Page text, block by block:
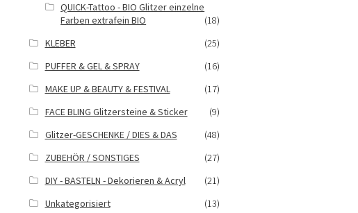
QUICK-Tattoo - BIO Glitzer einzelne
Farben extrafein BIO
(18)
KLEBER
(25)
PUFFER & GEL & SPRAY
(16)
MAKE UP & BEAUTY & FESTIVAL
(17)
FACE BLING Glitzersteine & Sticker
(9)
Glitzer-GESCHENKE / DIES & DAS
(48)
ZUBEHÖR / SONSTIGES
(27)
DIY - BASTELN - Dekorieren & Acryl
(21)
Unkategorisiert
(13)